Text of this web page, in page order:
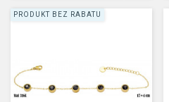
PRODUKT BEZ RABATU